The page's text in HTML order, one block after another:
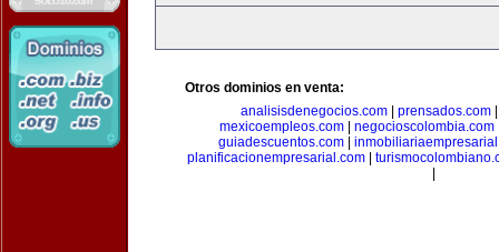
Otros dominios en venta:
analisisdenegocios.com
prensados.com
mexicoempleos.com
negocioscolombia.com
guiadescuentos.com
planificacionempresarial.com